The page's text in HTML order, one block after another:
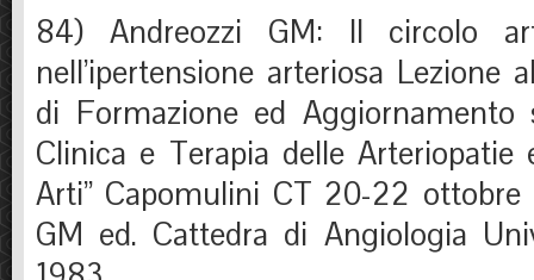
84) Andreozzi GM: Il circolo
nell’ipertensione arteriosa Lezione
di Formazione ed Aggiornamento
Clinica e Terapia delle Arteriopatie
Arti” Capomulini CT 20-22 ottobre
GM ed. Cattedra di Angiologia